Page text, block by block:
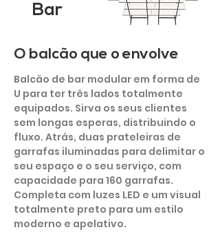
Bar
O balcão que o envolve
Balcão de bar modular em forma de
U para ter três lados totalmente
equipados. Sirva os seus clientes
sem longas esperas, distribuindo o
fluxo. Atrás, duas prateleiras de
garrafas iluminadas para delimitar o
seu espaço e o seu serviço, com
capacidade para 160 garrafas.
Completa com luzes LED e um visual
totalmente preto para um estilo
moderno e apelativo.